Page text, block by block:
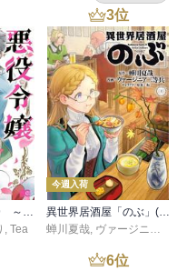
Tea
3位
今週入荷
蝉川夏哉 ヴァージニア二等兵
6位